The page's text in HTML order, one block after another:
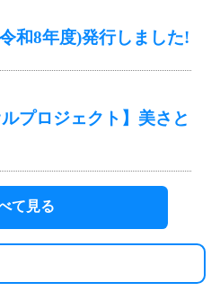
和8年度)発行しました!
ルプロジェクト】美さと
て見る